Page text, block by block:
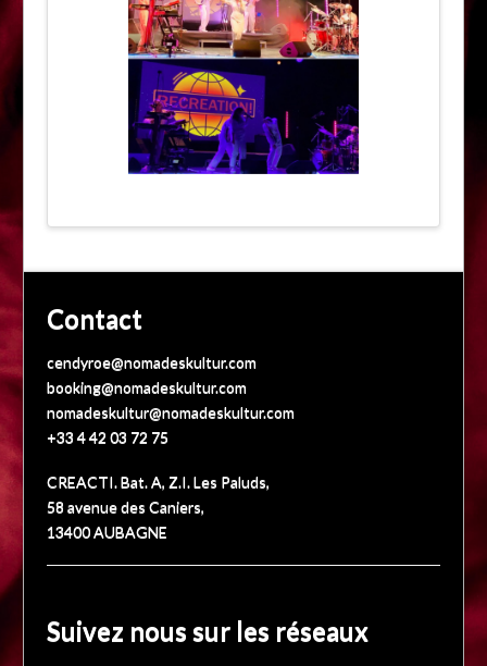
Contact
cendyroe@nomadeskultur.com
booking@nomadeskultur.com
nomadeskultur@nomadeskultur.com
+33 4 42 03 72 75
CREACTI. Bat. A, Z.I. Les Paluds,
58 avenue des Caniers,
13400 AUBAGNE
Suivez nous sur les réseaux